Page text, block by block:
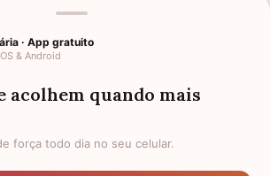
PADRE
· App gratuito
& Android
acolhem quando mais
força todo dia no seu celular.